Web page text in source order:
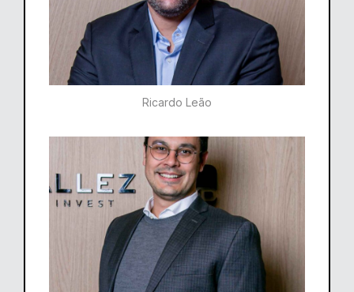
Ricardo Leão​